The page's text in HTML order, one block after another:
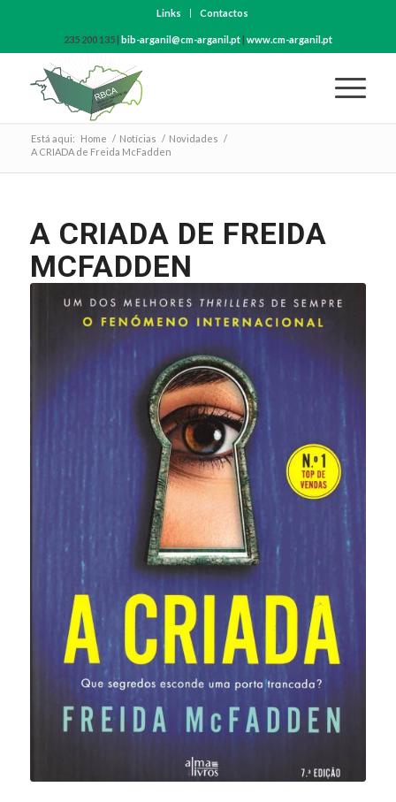
Links Contactos
235 200 135 | bib-arganil@cm-arganil.pt| www.cm-arganil.pt
Está aqui: Home / Notícias / Novidades /
A CRIADA de Freida McFadden
A CRIADA DE FREIDA
MCFADDEN